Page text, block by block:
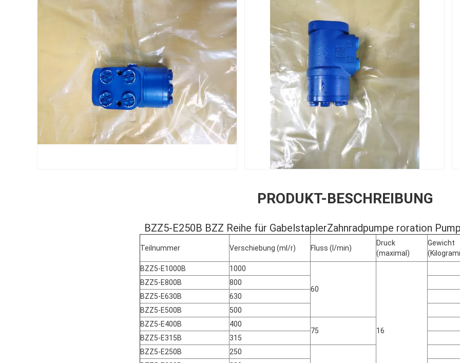
PRODUKT-BESCHREIBUNG
BZZ5-E250B BZZ Reihe für GabelstaplerZahnradpumpe roration
Teilnummer Verschiebung (ml/r) Fluss (l/min)
Druck
(maximal)
Gewicht
BZZ5-E1000B
1000
60
16
BZZ5-E800B
800
BZZ5-E630B
630
BZZ5-E500B
500
BZZ5-E400B
400
75
BZZ5-E315B
315
BZZ5-E250B
250